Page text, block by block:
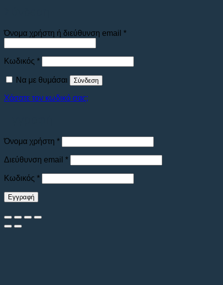
Όνομα χρήστη ή διεύθυνση email *Απαιτείται
Κωδικός *Απαιτείται
Να με θυμάσαι Σύνδεση
Χάσατε τον κωδικό σας;
Όνομα χρήστη *Απαιτείται
Διεύθυνση email *Απαιτείται
Κωδικός *Απαιτείται
Εγγραφή